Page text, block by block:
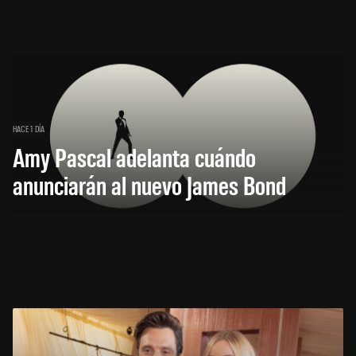
HACE 1 DÍA
Amy Pascal adelanta cuándo
anunciarán al nuevo James Bond